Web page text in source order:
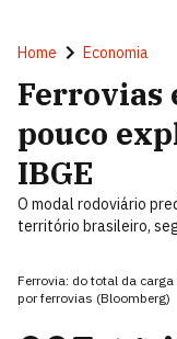
Home Economia
Ferrovias
pouco
IBGE
O modal rodoviário
território brasileiro,
Ferrovia: do total da
por ferrovias (Bloomberg)